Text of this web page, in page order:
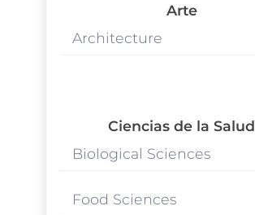
Arte
Architecture
Ciencias de la Salud
Biological Sciences
Food Sciences